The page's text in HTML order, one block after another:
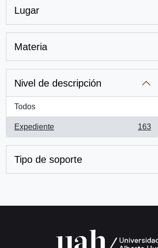
Lugar
Materia
Nivel de descripción
Todos
Expediente
, 163 resultados
163
Tipo de soporte